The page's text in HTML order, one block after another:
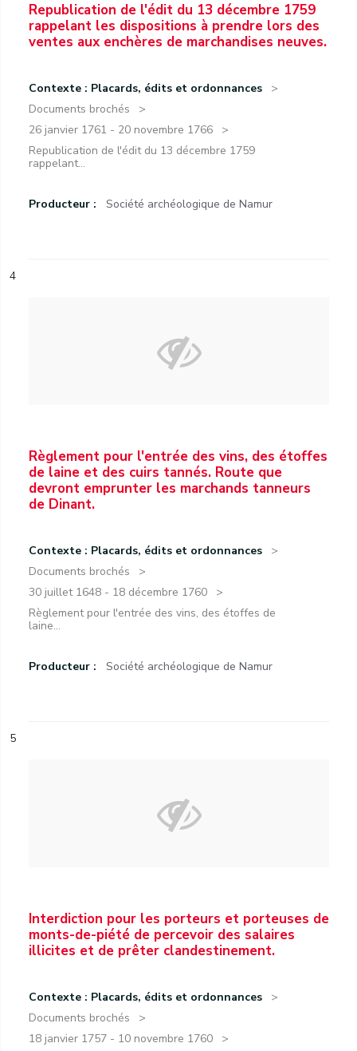
Republication de l'édit du 13 décembre 1759
rappelant les dispositions à prendre lors des
ventes aux enchères de marchandises neuves.
Contexte : Placards, édits et ordonnances
Documents brochés
26 janvier 1761 - 20 novembre 1766
Republication de l'édit du 13 décembre 1759
rappelant...
Producteur : Société archéologique de Namur
4
Règlement pour l'entrée des vins, des étoffes
de laine et des cuirs tannés. Route que
devront emprunter les marchands tanneurs
de Dinant.
Contexte : Placards, édits et ordonnances
Documents brochés
30 juillet 1648 - 18 décembre 1760
Règlement pour l'entrée des vins, des étoffes de
laine...
Producteur : Société archéologique de Namur
5
Interdiction pour les porteurs et porteuses de
monts-de-piété de percevoir des salaires
illicites et de prêter clandestinement.
Contexte : Placards, édits et ordonnances
Documents brochés
18 janvier 1757 - 10 novembre 1760